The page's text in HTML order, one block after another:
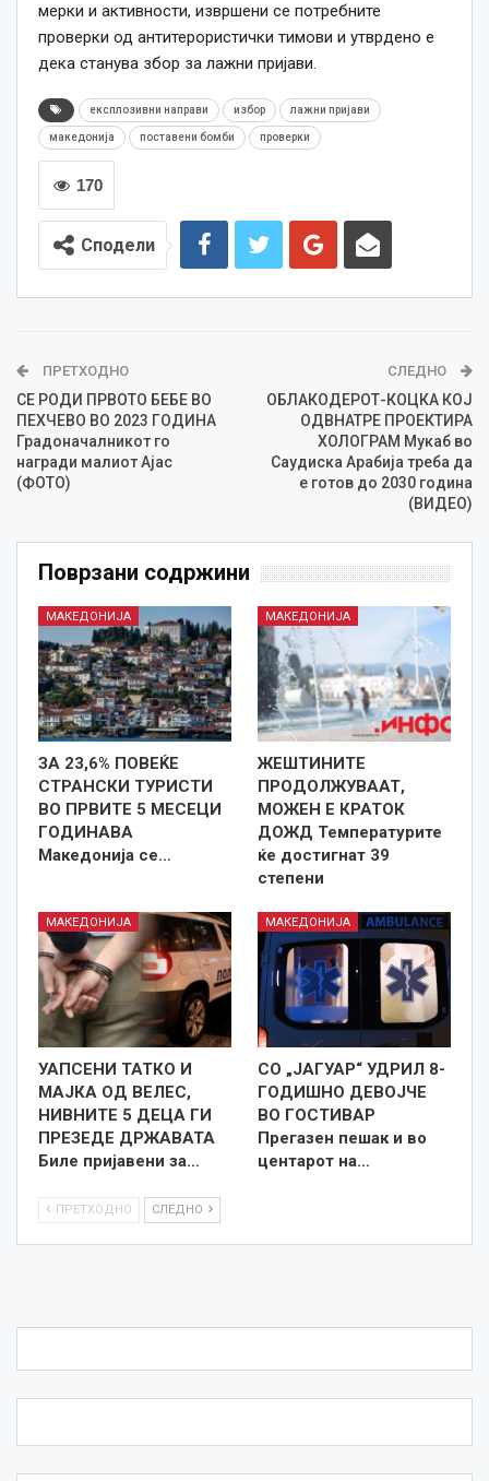
мерки и активности, извршени се потребните
проверки од антитерористички тимови и утврдено е
дека станува збор за лажни пријави.
експлозивни направи избор лажни пријави
македонија поставени бомби проверки
170
Сподели
ПРЕТХОДНО
СЕ РОДИ ПРВОТО БЕБЕ ВО
ПЕХЧЕВО ВО 2023 ГОДИНА
Градоначалникот го
награди малиот Ајас
(ФОТО)
СЛЕДНО
ОБЛАКОДЕРОТ-КОЦКА КОЈ
ОДВНАТРЕ ПРОЕКТИРА
ХОЛОГРАМ Мукаб во
Саудиска Арабија треба да
е готов до 2030 година
(ВИДЕО)
Поврзани содржини
МАКЕДОНИЈА
ЗА 23,6% ПОВЕЌЕ
СТРАНСКИ ТУРИСТИ
ВО ПРВИТЕ 5 МЕСЕЦИ
ГОДИНАВА
Македонија се…
МАКЕДОНИЈА
ЖЕШТИНИТЕ
ПРОДОЛЖУВААТ,
МОЖЕН Е КРАТОК
ДОЖД Температурите
ќе достигнат 39
степени
МАКЕДОНИЈА
УАПСЕНИ ТАТКО И
МАЈКА ОД ВЕЛЕС,
НИВНИТЕ 5 ДЕЦА ГИ
ПРЕЗЕДЕ ДРЖАВАТА
Биле пријавени за…
МАКЕДОНИЈА
СО „ЈАГУАР“ УДРИЛ 8-
ГОДИШНО ДЕВОЈЧЕ
ВО ГОСТИВАР
Прегазен пешак и во
центарот на…
ПРЕТХОДНО СЛЕДНО